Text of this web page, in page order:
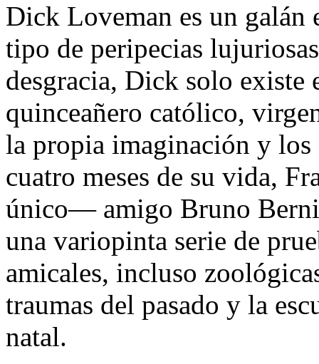
Dick Loveman es un galán
tipo de peripecias
desgracia, Dick solo existe
quinceañero católico,
la propia imaginación y
cuatro meses de su vida,
único— amigo Bruno
una variopinta serie de
amicales, incluso
traumas del pasado y la
natal.